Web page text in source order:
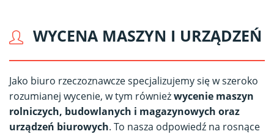
WYCENA MASZYN I URZĄDZEŃ
Jako biuro rzeczoznawcze specjalizujemy się w szeroko
rozumianej wycenie, w tym równieżwycenie maszyn
rolniczych, budowlanych i magazynowych oraz
urządzeń biurowych. To nasza odpowiedź na rosnące